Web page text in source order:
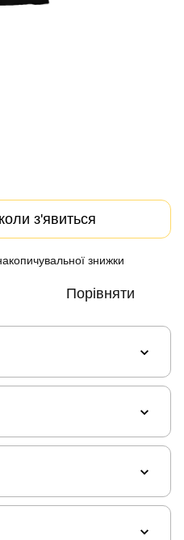
з'явиться
знижки
Порівняти